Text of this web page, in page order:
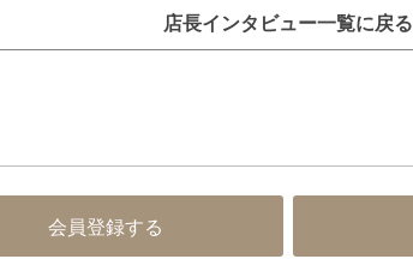
店長インタビュー一覧に戻る
会員登録する